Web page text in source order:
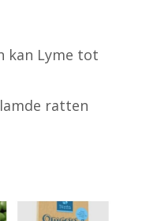
kan Lyme tot
ratten